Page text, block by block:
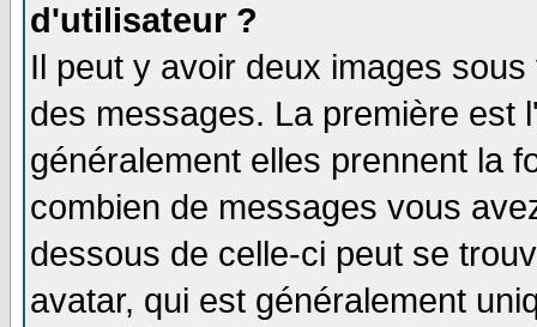
d'utilisateur ?
Il peut y avoir deux images
des messages. La première est
généralement elles prennent la
combien de messages vous
dessous de celle-ci peut se
avatar, qui est généralement